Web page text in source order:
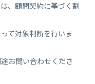
、顧問契約に基づく割
て対象判断を行いま
お問い合わせくださ